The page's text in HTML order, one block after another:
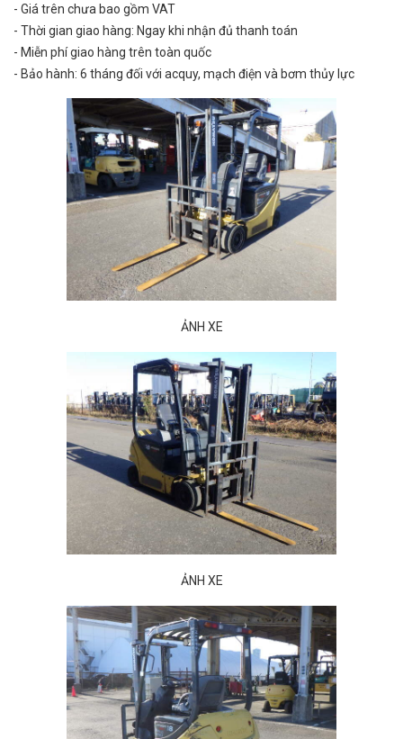
- Giá trên chưa bao gồm VAT
- Thời gian giao hàng: Ngay khi nhận đủ thanh toán
- Miễn phí giao hàng trên toàn quốc
- Bảo hành: 6 tháng đối với acquy, mạch điện và bơm thủy lực
ẢNH XE
ẢNH XE